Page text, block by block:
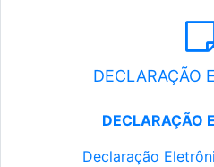
DECLARAÇÃO
DECLARAÇÃO
Declaração